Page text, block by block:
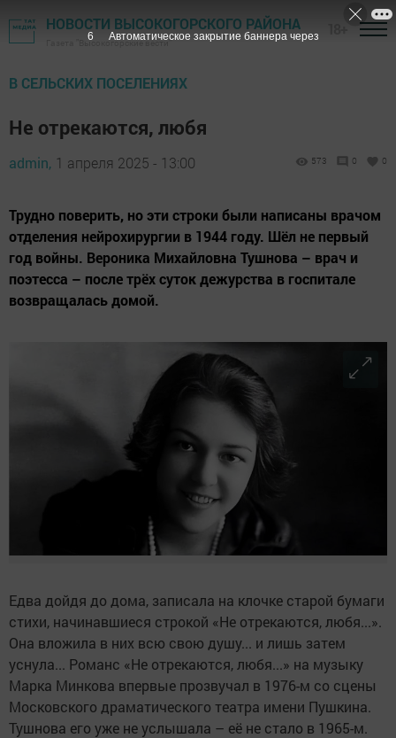
НОВОСТИ ВЫСОКОГОРСКОГО РАЙОНА
Газета "Высокогорские вести"
В СЕЛЬСКИХ ПОСЕЛЕНИЯХ
Не отрекаются, любя
admin, 1 апреля 2025 - 13:00 573 0 0
Трудно поверить, но эти строки были написаны врачом
отделения нейрохирургии в 1944 году. Шёл не первый
год войны. Вероника Михайловна Тушнова – врач и
поэтесса – после трёх суток дежурства в госпитале
возвращалась домой.
Едва дойдя до дома, записала на клочке старой бумаги
стихи, начинавшиеся строкой «Не отрекаются, любя...».
Она вложила в них всю свою душу... и лишь затем
уснула... Романс «Не отрекаются, любя...» на музыку
Марка Минкова впервые прозвучал в 1976-м со сцены
Московского драматического театра имени Пушкина.
Тушнова его уже не услышала – её не стало в 1965-м.
4 Автоматическое закрытие баннера через